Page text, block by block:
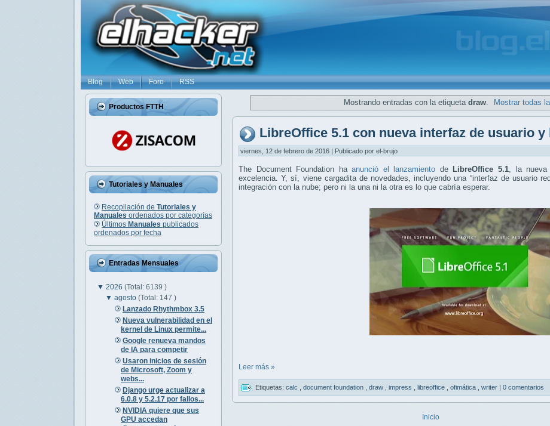
Blog Web Foro RSS
Productos FTTH
Tutoriales y Manuales
Recopilación de Tutoriales y
Manuales ordenados por categorías
Últimos Manuales publicados
ordenados por fecha
Entradas Mensuales
▼ 2026 (Total: 6139 )
▼agosto(Total: 147 )
Lanzado Rhythmbox 3.5
Nueva vulnerabilidad en el
kernel de Linux permite...
Google renueva mandos
de IA para competir
Usaron inicios de sesión
de Microsoft, Zoom y
webs...
Django urge actualizar a
6.0.8 y 5.2.17 por fallos...
NVIDIA quiere que sus
GPU accedan
Mostrando entradas con la etiqueta draw. Mostrar todas
LibreOffice 5.1 con nueva interfaz de usuario
viernes, 12 de febrero de 2016 | Publicado por el-brujo
The Document Foundation haanunció el lanzamiento de LibreOffice 5.1 , la
excelencia. Y, sí, viene cargadita de novedades, incluyendo una “interfaz de usuario
integración con la nube; pero ni la una ni la otra es lo que cabría esperar.
Leer más »
Etiquetas: calc document foundation draw impress libreoffice ofimática writer | 0 comentarios
Inicio